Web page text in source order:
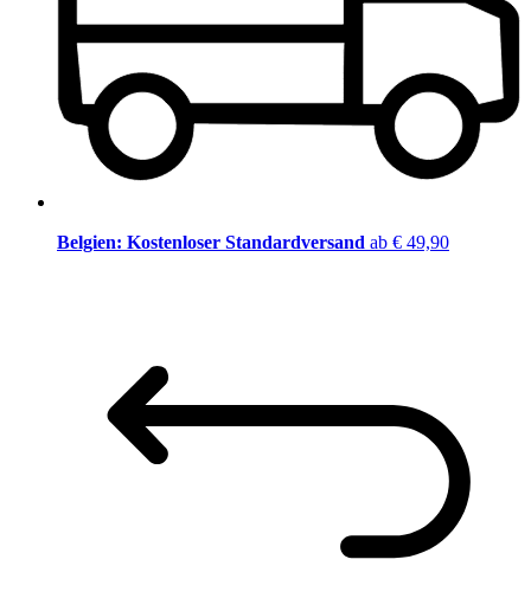
Belgien: Kostenloser Standardversand ab € 49,90